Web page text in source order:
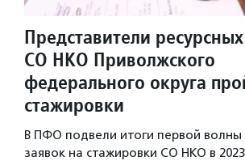
Представители
СО НКО Приволжского
федерального округа
стажировки
В ПФО подвели итоги первой волны
заявок на стажировки СО НКО в 2023